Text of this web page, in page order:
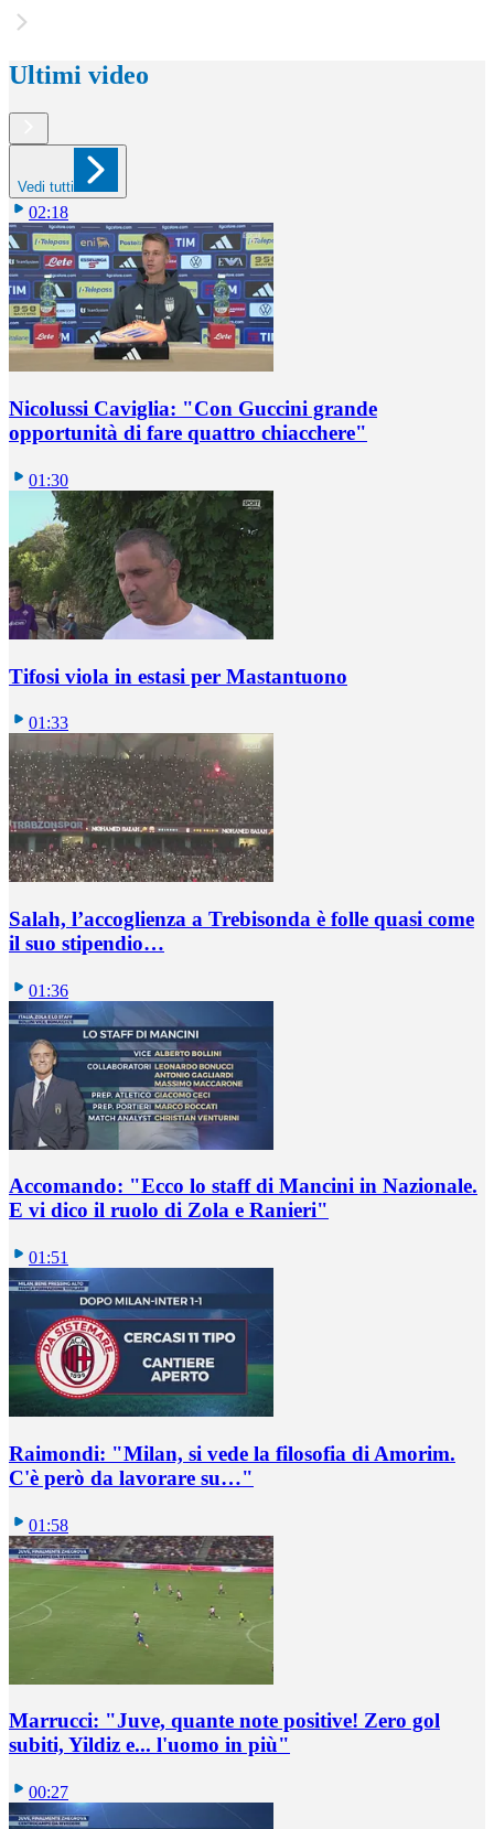
Ultimi video
Vedi tutti
02:18
Nicolussi Caviglia: "Con Guccini grande
opportunità di fare quattro chiacchere"
01:30
Tifosi viola in estasi per Mastantuono
01:33
Salah, l’accoglienza a Trebisonda è folle quasi come
il suo stipendio…
01:36
Accomando: "Ecco lo staff di Mancini in Nazionale.
E vi dico il ruolo di Zola e Ranieri"
01:51
Raimondi: "Milan, si vede la filosofia di Amorim.
C'è però da lavorare su…"
01:58
Marrucci: "Juve, quante note positive! Zero gol
subiti, Yildiz e... l'uomo in più"
00:27